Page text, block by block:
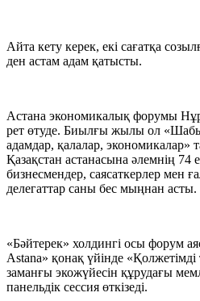
Айта кету керек, екі сағатқа
ден астам адам қатысты.
Астана экономикалық форумы
рет өтуде. Биылғы жылы ол
адамдар, қалалар, экономикалар»
Қазақстан астанасына әлемнің 74
бизнесмендер, саясаткерлер мен
делегаттар саны бес мыңнан асты.
«Бәйтерек» холдингі осы форум
Astana» қонақ үйінде «Қолжетімді
заманғы экожүйесін құрудағы
панельдік сессия өткізеді.